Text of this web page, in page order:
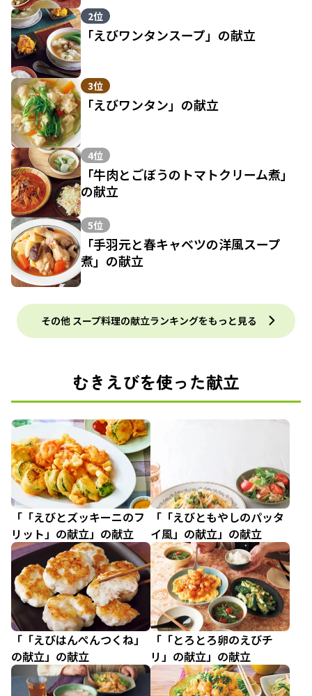
2位
「えびワンタンスープ」の献立
3位
「えびワンタン」の献立
4位
「牛肉とごぼうのトマトクリーム煮」
の献立
5位
「手羽元と春キャベツの洋風スープ
煮」の献立
その他 スープ料理の献立ランキングをもっと見る
むきえびを使った献立
「「えびとズッキーニのフ
リット」の献立」の献立
「「えびともやしのパッタ
イ風」の献立」の献立
「「えびはんぺんつくね」
の献立」の献立
「「とろとろ卵のえびチ
リ」の献立」の献立